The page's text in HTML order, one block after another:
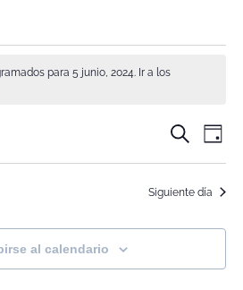
para 5 junio, 2024. Ir a los
de
y
vistas
Buscar
de
de
Día
Siguiente día
al calendario